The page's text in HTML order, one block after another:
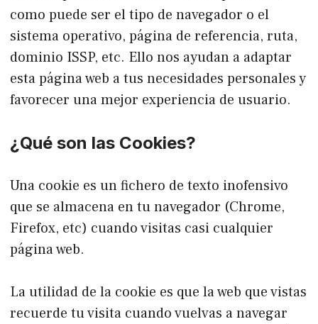
como puede ser el tipo de navegador o el
sistema operativo, página de referencia, ruta,
dominio ISSP, etc. Ello nos ayudan a adaptar
esta página web a tus necesidades personales y
favorecer una mejor experiencia de usuario.
¿Qué son las Cookies?
Una cookie es un fichero de texto inofensivo
que se almacena en tu navegador (Chrome,
Firefox, etc) cuando visitas casi cualquier
página web.
La utilidad de la cookie es que la web que vistas
recuerde tu visita cuando vuelvas a navegar